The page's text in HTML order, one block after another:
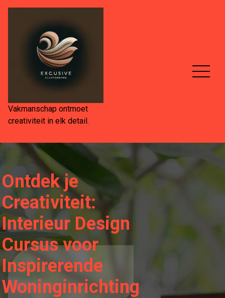
Spring
Vakmanschap ontmoet
creativiteit in elk detail.
Ontdek je
Creativiteit:
Interieur Design
Cursus voor
Inspirerende
Woninginrichting